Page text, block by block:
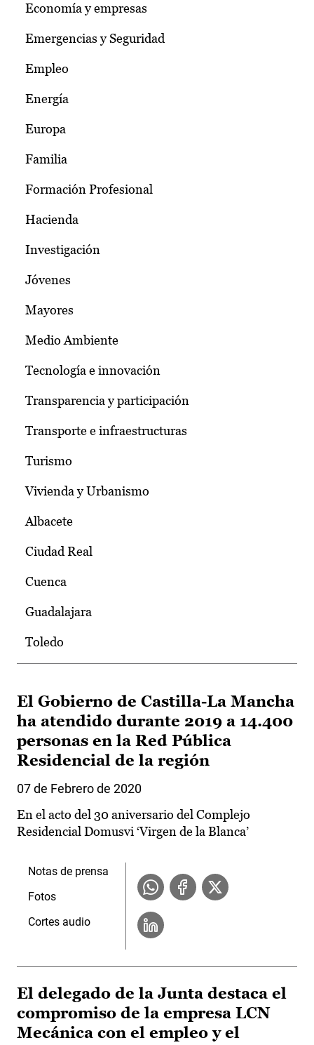
Economía y empresas
Emergencias y Seguridad
Empleo
Energía
Europa
Familia
Formación Profesional
Hacienda
Investigación
Jóvenes
Mayores
Medio Ambiente
Tecnología e innovación
Transparencia y participación
Transporte e infraestructuras
Turismo
Vivienda y Urbanismo
Albacete
Ciudad Real
Cuenca
Guadalajara
Toledo
El Gobierno de Castilla-La Mancha
ha atendido durante 2019 a 14.400
personas en la Red Pública
Residencial de la región
07 de Febrero de 2020
En el acto del 30 aniversario del Complejo
Residencial Domusvi ‘Virgen de la Blanca’
Notas de prensa
Fotos
Cortes audio
El delegado de la Junta destaca el
compromiso de la empresa LCN
Mecánica con el empleo y el